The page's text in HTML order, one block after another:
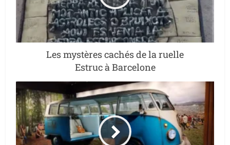
Les mystères cachés de la ruelle
Estruc à Barcelone